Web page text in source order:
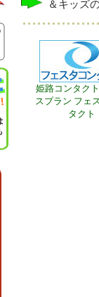
＆キッズ
姫路コンタク
スプラン フェ
タクト